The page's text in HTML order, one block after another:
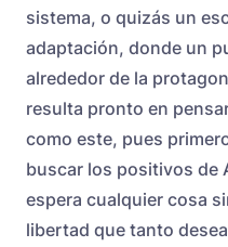
sistema, o quizás un
adaptación, donde un
alrededor de la
resulta pronto en
como este, pues
buscar los positivos de
espera cualquier cosa
libertad que tanto